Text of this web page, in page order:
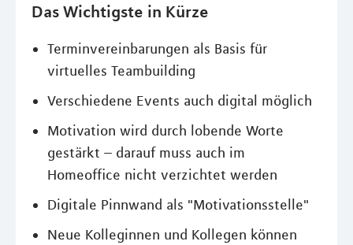
Das Wichtigste in Kürze
Terminvereinbarungen als Basis für
virtuelles Teambuilding
Verschiedene Events auch digital möglich
Motivation wird durch lobende Worte
gestärkt – darauf muss auch im
Homeoffice nicht verzichtet werden
Digitale Pinnwand als "Motivationsstelle"
Neue Kolleginnen und Kollegen können